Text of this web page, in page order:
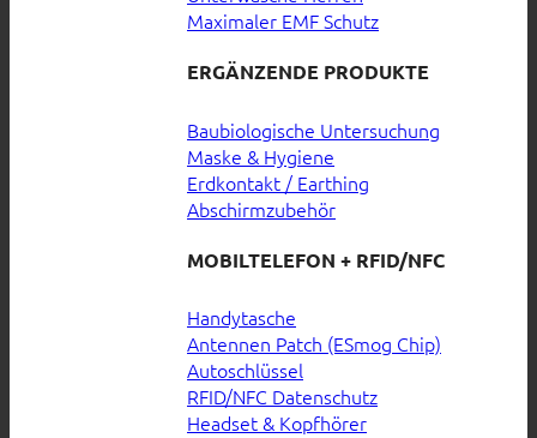
Maximaler EMF Schutz
ERGÄNZENDE PRODUKTE
Baubiologische Untersuchung
Maske & Hygiene
Erdkontakt / Earthing
Abschirmzubehör
MOBILTELEFON + RFID/NFC
Handytasche
Antennen Patch (ESmog Chip)
Autoschlüssel
RFID/NFC Datenschutz
Headset & Kopfhörer